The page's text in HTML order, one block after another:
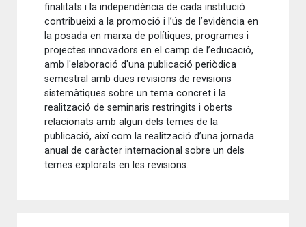
finalitats i la independència de cada institució
contribueixi a la promoció i l’ús de l’evidència en
la posada en marxa de polítiques, programes i
projectes innovadors en el camp de l’educació,
amb l'elaboració d'una publicació periòdica
semestral amb dues revisions de revisions
sistemàtiques sobre un tema concret i la
realització de seminaris restringits i oberts
relacionats amb algun dels temes de la
publicació, així com la realització d’una jornada
anual de caràcter internacional sobre un dels
temes explorats en les revisions.